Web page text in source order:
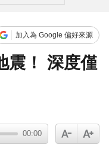
加入為 Google 偏好來源
震！ 深度僅
00:00